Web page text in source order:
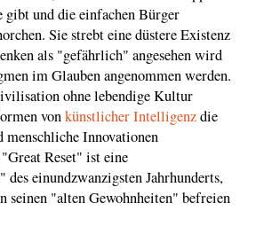
gibt und die einfachen Bürger
Sie strebt eine düstere Existenz
als "gefährlich" angesehen wird
im Glauben angenommen werden.
ohne lebendige Kultur
vonkünstlicher Intelligenzdie
menschliche Innovationen
Reset" ist eine
einundzwanzigsten Jahrhunderts,
seinen "alten Gewohnheiten" befreien